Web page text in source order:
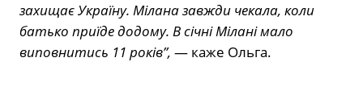
захищає Україну. Мілана завжди чекала, коли
батько приїде додому. В січні Мілані мало
виповнитись 11 років”, — каже Ольга.